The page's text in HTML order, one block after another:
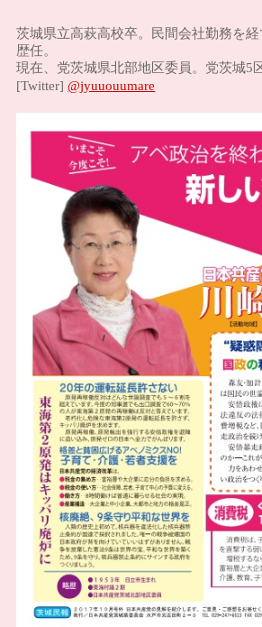
茨城県立高萩高校卒。民間会社勤務を
歴任。
現在、党茨城県北部地区委員。党茨城5
[Twitter]@jyuuouumare